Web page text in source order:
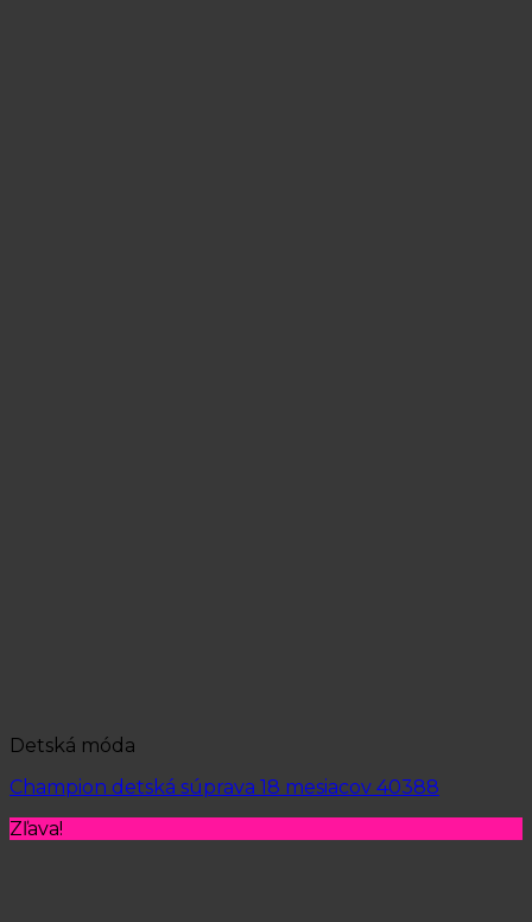
Detská móda
Champion detská súprava 18 mesiacov 40388
Zľava!